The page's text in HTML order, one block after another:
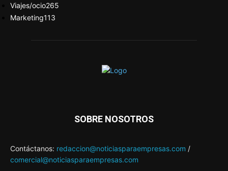
Viajes/ocio265
Marketing113
SOBRE NOSOTROS
Contáctanos: redaccion@noticiasparaempresas.com /
comercial@noticiasparaempresas.com